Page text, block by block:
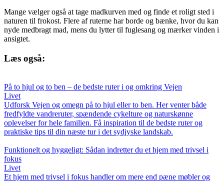
Mange vælger også at tage madkurven med og finde et roligt sted i
naturen til frokost. Flere af ruterne har borde og bænke, hvor du kan
nyde medbragt mad, mens du lytter til fuglesang og mærker vinden i
ansigtet.
Læs også:
På to hjul og to ben – de bedste ruter i og omkring Vejen
Livet
Udforsk Vejen og omegn på to hjul eller to ben. Her venter både
fredfyldte vandreruter, spændende cykelture og naturskønne
oplevelser for hele familien. Få inspiration til de bedste ruter og
praktiske tips til din næste tur i det sydjyske landskab.
Funktionelt og hyggeligt: Sådan indretter du et hjem med trivsel i
fokus
Livet
Et hjem med trivsel i fokus handler om mere end pæne møbler og